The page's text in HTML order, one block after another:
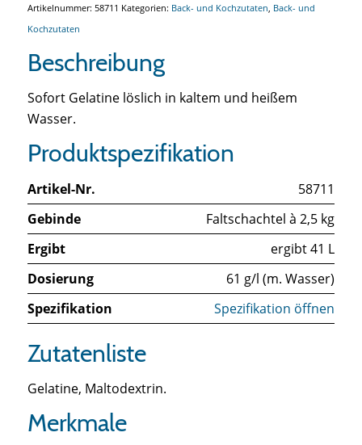
Artikelnummer: 58711 Kategorien: Back- und Kochzutaten Back- und
Kochzutaten
Beschreibung
Sofort Gelatine löslich in kaltem und heißem
Wasser.
Produktspezifikation
Artikel-Nr.
58711
Gebinde
Faltschachtel à 2,5 kg
Ergibt
ergibt 41 L
Dosierung
61 g/l (m. Wasser)
Spezifikation
Spezifikation öffnen
Zutatenliste
Gelatine, Maltodextrin.
Merkmale